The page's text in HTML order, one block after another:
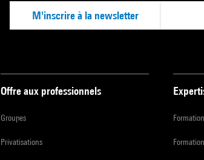
M'inscrire à la newsletter
Offre aux professionnels
Groupes
Privatisations